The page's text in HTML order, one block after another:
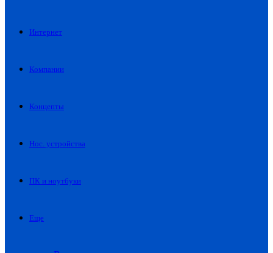
Интернет
Компании
Концепты
Нос. устройства
ПК и ноутбуки
Еще